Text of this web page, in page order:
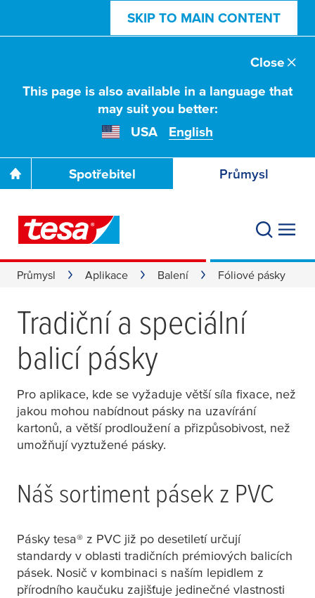
SKIP TO MAIN CONTENT
This page is also available in a language that
may suit you better:
USA
English
Close
Spotřebitel Průmysl
Průmysl Aplikace Balení Fóliové pásky
Tradiční a speciální
balicí pásky
Pro aplikace, kde se vyžaduje větší síla fixace, než
jakou mohou nabídnout pásky na uzavírání
kartonů, a větší prodloužení a přizpůsobivost, než
umožňují vyztužené pásky.
Náš sortiment pásek z PVC
Pásky tesa® z PVC již po desetiletí určují
standardy v oblasti tradičních prémiových balicích
pásek. Nosič v kombinaci s naším lepidlem z
přírodního kaučuku zajišťuje jedinečné vlastnosti